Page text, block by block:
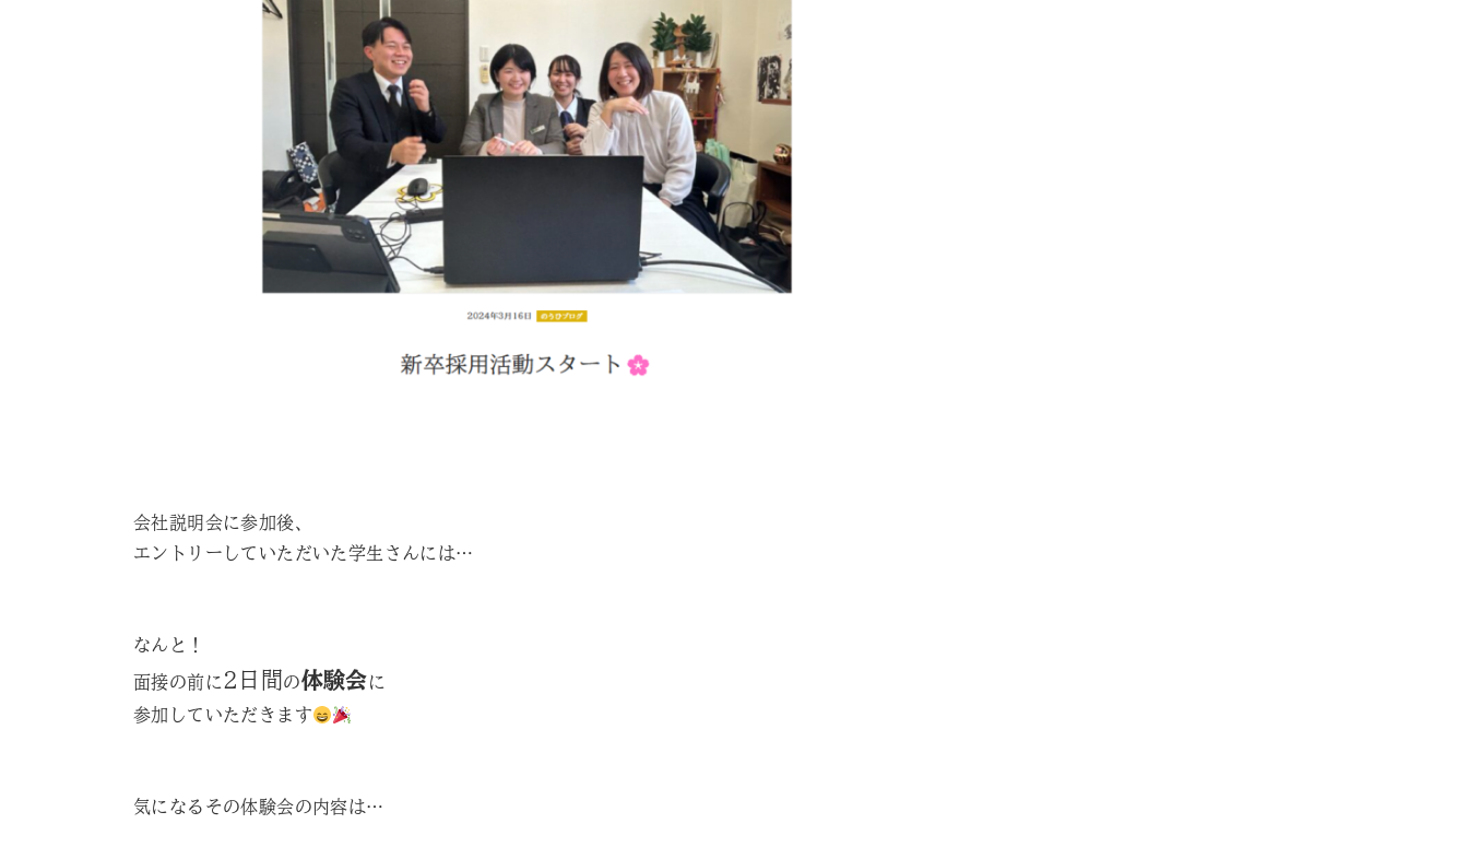
会社説明会に参加後、
エントリーしていただいた学生さんには…
なんと！
面接の前に 2日間 の体験会に
参加していただきます
気になるその体験会の内容は…